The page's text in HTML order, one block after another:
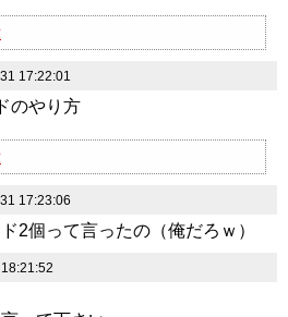
17:22:01
のやり方
17:23:06
2個って言ったの（俺だろｗ）